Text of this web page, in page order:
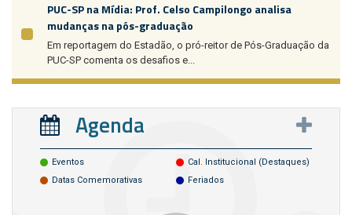
PUC-SP na Mídia: Prof. Celso Campilongo analisa
mudanças na pós-graduação
Em reportagem do Estadão, o pró-reitor de Pós-Graduação da
PUC-SP comenta os desafios e...
Agenda
Eventos
Cal. Institucional (destaques)
Datas Comemorativas
Feriados